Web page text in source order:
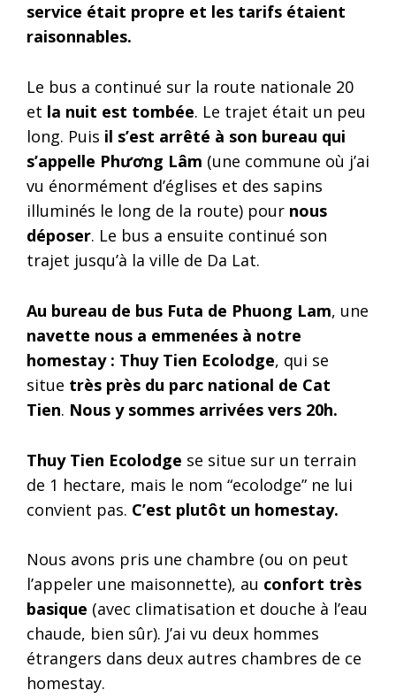
service était propre et les tarifs étaient
raisonnables.
Le bus a continué sur la route nationale 20
et la nuit est tombée. Le trajet était un peu
long. Puis il s’est arrêté à son bureau qui
s’appelle Phương Lâm (une commune où j’ai
vu énormément d’églises et des sapins
illuminés le long de la route) pour nous
déposer. Le bus a ensuite continué son
trajet jusqu’à la ville de Da Lat.
Au bureau de bus Futa de Phuong Lam, une
navette nous a emmenées à notre
homestay : Thuy Tien Ecolodge, qui se
situe très près du parc national de Cat
Tien. Nous y sommes arrivées vers 20h.
Thuy Tien Ecolodge se situe sur un terrain
de 1 hectare, mais le nom “ecolodge” ne lui
convient pas. C’est plutôt un homestay.
Nous avons pris une chambre (ou on peut
l’appeler une maisonnette), au confort très
basique (avec climatisation et douche à l’eau
chaude, bien sûr). J’ai vu deux hommes
étrangers dans deux autres chambres de ce
homestay.